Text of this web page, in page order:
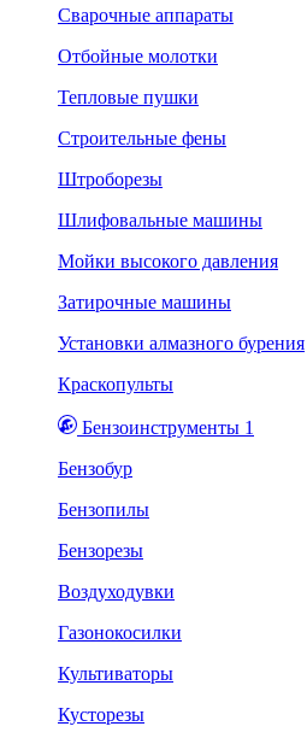
Сварочные аппараты
Отбойные молотки
Тепловые пушки
Строительные фены
Штроборезы
Шлифовальные машины
Мойки высокого давления
Затирочные машины
Установки алмазного бурения
Краскопульты
Бензоинструменты 1
Бензобур
Бензопилы
Бензорезы
Воздуходувки
Газонокосилки
Культиваторы
Кусторезы